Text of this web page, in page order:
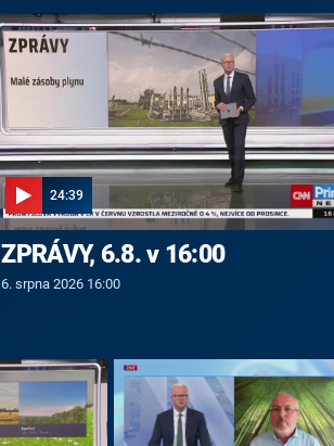
24:39
ZPRÁVY, 6.8. v 16:00
6. srpna 2026 16:00